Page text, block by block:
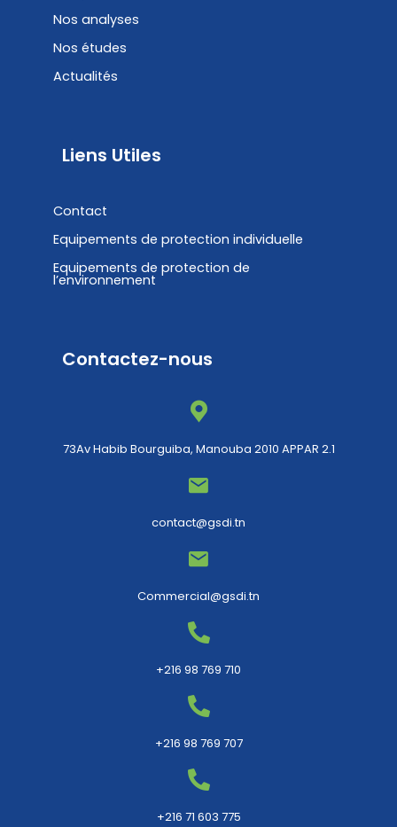
Nos analyses
Nos études
Actualités
Liens Utiles
Contact
Equipements de protection individuelle
Equipements de protection de
l’environnement
Contactez-nous
73Av Habib Bourguiba, Manouba 2010 APPAR 2.1
contact@gsdi.tn
Commercial@gsdi.tn
+216 98 769 710
+216 98 769 707
+216 71 603 775